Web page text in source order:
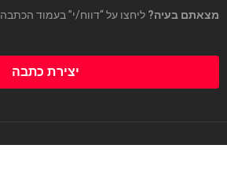
מצאתם בעיה? ליחצו על “דווח/י” בעמוד הכתבה
יצירת כתבה